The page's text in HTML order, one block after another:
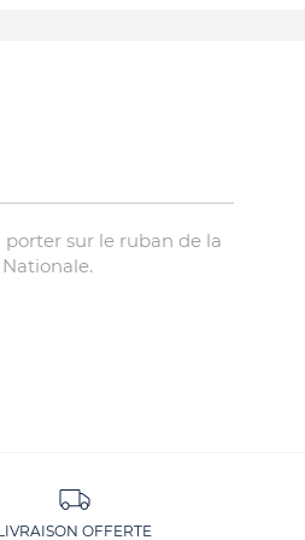
sur le ruban de la
OFFERTE